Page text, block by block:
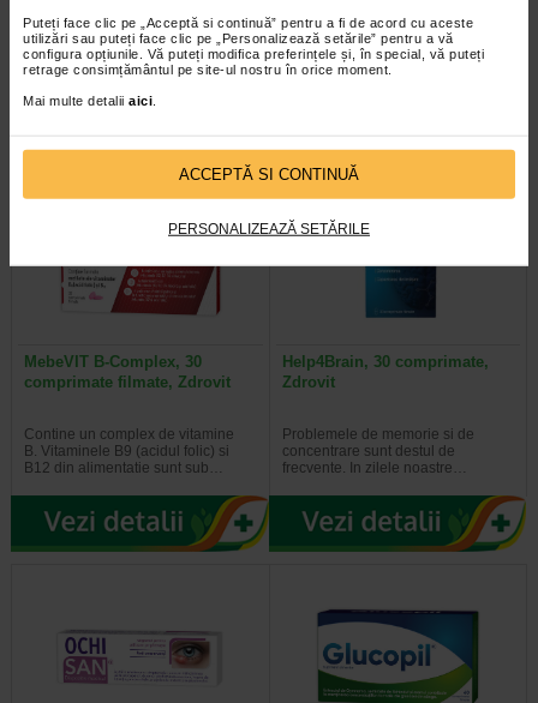
Puteți face clic pe „Acceptă si continuă” pentru a fi de acord cu aceste
utilizări sau puteți face clic pe „Personalizează setările” pentru a vă
configura opțiunile. Vă puteți modifica preferințele și, în special, vă puteți
retrage consimțământul pe site-ul nostru în orice moment.
Mai multe detalii aici
ACCEPTĂ SI CONTINUĂ
PERSONALIZEAZĂ SETĂRILE
Utilizarea dispozitivului medical
Sintusin sirop, este indicata pentru
catarul tractului respirator…
ClinSkin® Papilom este un
dispozitiv de auto-ingrijire pentru
indepartarea usoara, sigura si…
MebeVIT B-Complex, 30
comprimate filmate, Zdrovit
Contine un complex de vitamine
B. Vitaminele B9 (acidul folic) si
B12 din alimentatie sunt sub…
Help4Brain, 30 comprimate,
Zdrovit
Problemele de memorie si de
concentrare sunt destul de
frecvente. In zilele noastre…